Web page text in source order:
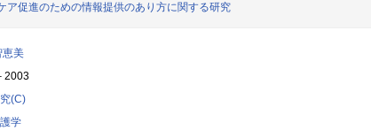
ア促進のための情報提供のあり方に関する研究
恵美
2003
(C)
学